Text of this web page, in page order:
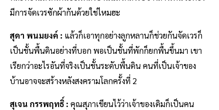
มีการจัดเวรซักผ้ากันด้วยใช่ไหมฮะ
สุดา พนมยงค์ : แล้วก็เอาทุกอย่างลูกหลานก็ช่วยกันจัดเวรก็
เป็นชั้นพื้นดินอย่างที่บอก พอเป็นชั้นที่พักก็ยกพื้นขึ้นมา เขา
เรียกว่าอะไรอันที่จริงเป็นชั้นระดับพื้นดิน คนที่เป็นเจ้าของ
บ้านอาจจะสร้างหลังสงครามโลกครั้งที่ 2
สุเจน กรรพฤทธิ์ : คุณสุภาเขียนไว้ว่าเจ้าของเดิมก็เป็นคน